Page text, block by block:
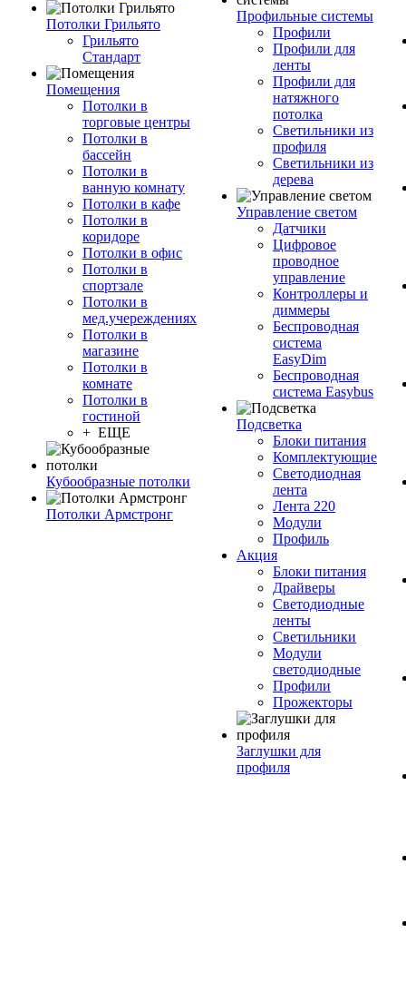
Потолки Грильято
Грильято
Стандарт
Помещения
Потолки в
торговые центры
Потолки в
бассейн
Потолки в
ванную комнату
Потолки в кафе
Потолки в
коридоре
Потолки в офис
Потолки в
спортзале
Потолки в
мед.учереждениях
Потолки в
магазине
Потолки в
комнате
Потолки в
гостиной
+ ЕЩЕ
Кубообразные потолки
Потолки Армстронг
Профильные системы
Профили
Профили для
ленты
Профили для
натяжного
потолка
Светильники из
профиля
Светильники из
дерева
Управление светом
Датчики
Цифровое
проводное
управление
Контроллеры и
диммеры
Беспроводная
система
EasyDim
Беспроводная
система Easybus
Подсветка
Блоки питания
Комплектующие
Светодиодная
лента
Лента 220
Модули
Профиль
Акция
Блоки питания
Драйверы
Светодиодные
ленты
Светильники
Модули
светодиодные
Профили
Прожекторы
Заглушки для
профиля